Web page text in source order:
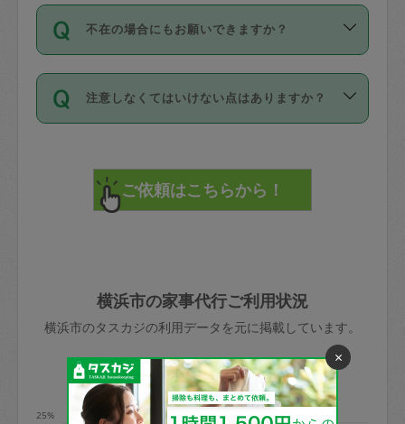
を依頼してください。
参考
【詳細】タスカジさんの登録に際
写真を撮り、
詳細FAQ：
損害賠償保険について教えて
1. 直前キャンセル（定期、スポット契約
共通）
72時間を超える※と、以下のキャンセル
料が発生します。
直前キャンセル料：
72時間前〜24時間前＝依頼料金の50%
依頼者不在による当日キャンセル＝依頼
金額の100%＋交通費全額
※例：依頼日時／土曜日午前9時開始の場
合、水曜日午前9時以降はキャンセル料が
「お試し利用」というメニューはありま
せんが、「一回のみ」依頼を活用するこ
とによって、気に入ったタスカジさんを
まず、条件の合う気になるタスカジさ
みてください。
その後、一番気に入ったタスカジさんに
不在の場合にもお願いできますか？
不在の場合の作業はタスカジさんの同意
が必要です。数回の依頼ののち、タスカ
ジさんと依頼者の間で十分な信頼関係が
てください。
不在時に部屋に入るためにタスカジさん
きた場合は損害保険の対象外となるので
ご注意ください。
注意しなくてはいけない点はありますか？
で、必ず鍵のかかるロッカーや金庫に入
れて依頼者の責任の元管理するよう心掛
けてください。
玉、など
あわせてこちらも参照ください：初めて
利用します。注意しなくてはいけない点
はありますか？
横浜市の家事代行ご利用状況
横浜市のタスカジの利用データを元に掲載しています。
利用の多い曜日は？
25%
×